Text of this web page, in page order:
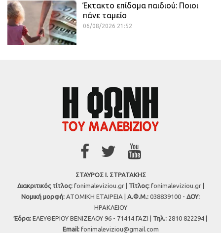
Έκτακτο επίδομα παιδιού: Ποιοι
πάνε ταμείο
06/08/2026 21:52
ΣΤΑΥΡΟΣ Ι. ΣΤΡΑΤΑΚΗΣ
Διακριτικός τίτλος:fonimaleviziou.gr | Τίτλος:fonimaleviziou.gr |
Νομική μορφή: ΑΤΟΜΙΚΗ ΕΤΑΙΡΕΙΑ | Α.Φ.Μ.: 038839100 - ΔΟΥ:
ΗΡΑΚΛΕΙΟΥ
Έδρα: ΕΛΕΥΘΕΡΙΟΥ ΒΕΝΙΖΕΛΟΥ 96 - 71414 ΓΑΖΙ | Τηλ.: 2810 822294 |
Εmail: fonimaleviziou@gmail.com